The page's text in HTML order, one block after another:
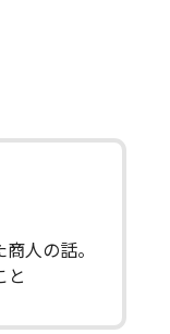
人の話。
と